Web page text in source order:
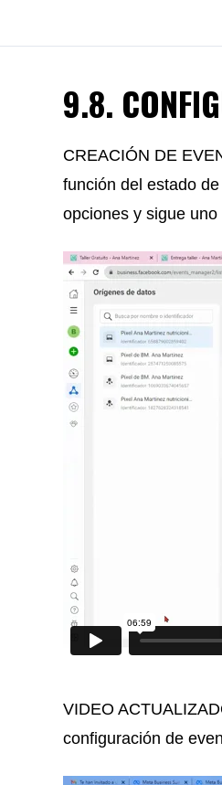
9.8.
CREACIÓN DE
función del estado
opciones y sigue
VIDEO
configuración de